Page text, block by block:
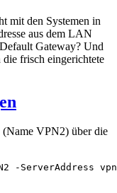
mit den Systemen in
aus dem LAN
Gateway? Und
frisch eingerichtete
VPN2) über die
-ServerAddress